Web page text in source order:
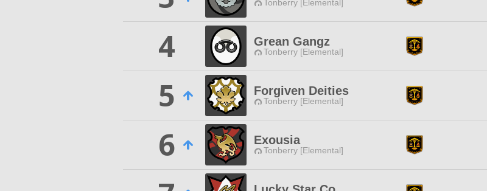
Tonberry [Elemental]
4
Grean Gangz
Tonberry [Elemental]
5
Forgiven Deities
Tonberry [Elemental]
6
Exousia
Tonberry [Elemental]